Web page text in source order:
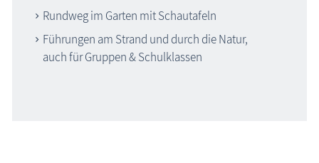
Rundweg im Garten mit Schautafeln
Führungen am Strand und durch die Natur,
auch für Gruppen & Schulklassen